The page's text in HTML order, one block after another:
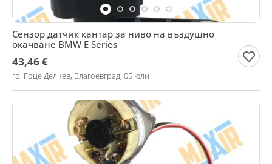
Сензор датчик кантар за ниво на въздушно
окачване BMW E Series
43,46 €
гр. Гоце Делчев, Благоевград, 05 юли